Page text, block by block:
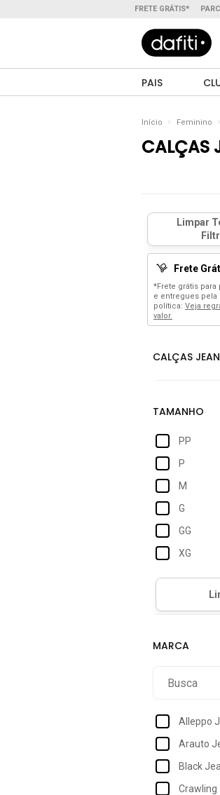
FRETE GRÁTIS*
PAIS
Início Feminino
CALÇAS
Frete
*Frete grátis
e entregues pela
política: Veja
valor.
PP
P
M
G
GG
XG
34
40
44
Alleppo
Arauto
Black
Crawling